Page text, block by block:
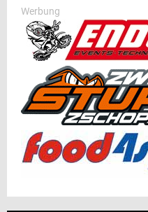
Werbung